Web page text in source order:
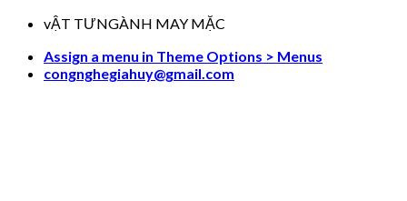
Skip
content
vẬT TƯNGÀNH MAY MẶC
Assign a menu in Theme Options > Menus
congnghegiahuy@gmail.com